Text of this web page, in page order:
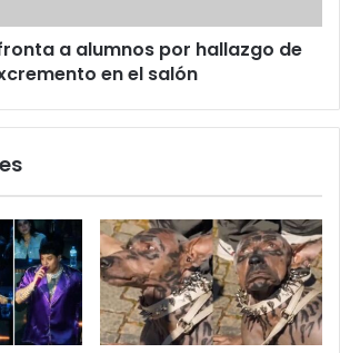
a alumnos por hallazgo de
en el salón